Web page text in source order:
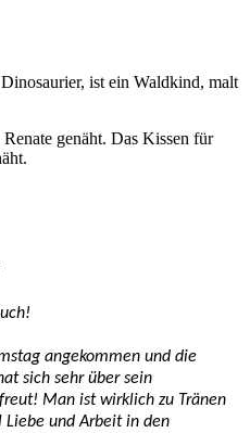
ist ein Waldkind, malt
genäht. Das Kissen für
angekommen und die
sich sehr über sein
Man ist wirklich zu Tränen
und Arbeit in den